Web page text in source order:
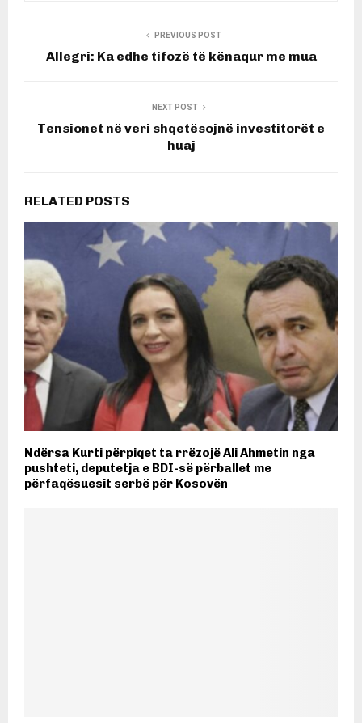
PREVIOUS POST
Allegri: Ka edhe tifozë të kënaqur me mua
NEXT POST
Tensionet në veri shqetësojnë investitorët e
huaj
RELATED POSTS
Ndërsa Kurti përpiqet ta rrëzojë Ali Ahmetin nga
pushteti, deputetja e BDI-së përballet me
përfaqësuesit serbë për Kosovën